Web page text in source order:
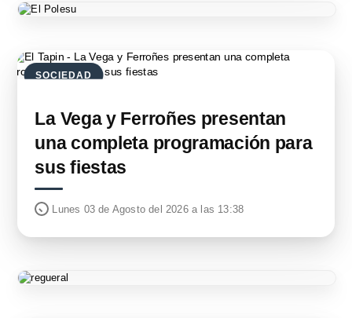
SOCIEDAD
La Vega y Ferroñes presentan
una completa programación para
sus fiestas
Lunes 03 de Agosto del 2026 a las 13:38